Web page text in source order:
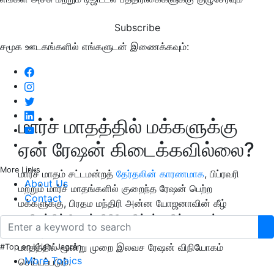
Subscribe
சமூக ஊடகங்களில் எங்களுடன் இணைக்கவும்:
More Links
About Us
Contact
#Top on Krishi Jagran
More Topics
மார்ச் மாதத்தில் மக்களுக்கு
ஏன் ரேஷன் கிடைக்கவில்லை?
மார்ச் மாதம் சட்டமன்றத் தேர்தலின் காரணமாக, பிப்ரவரி
மற்றும் மார்ச் மாதங்களில் குறைந்த ரேஷன் பெற்ற
மக்களுக்கு, பிரதம மந்திரி அன்ன யோஜனாவின் கீழ்
மாநிலத்தில் ரேஷன் விநியோகிக்கப்படவில்லை என்பதை
உங்களுக்குச் சொல்வோம். இதன் காரணமாக ஏப்ரல்
மாதத்தில் மூன்று முறை இலவச ரேஷன் விநியோகம்
செய்யப்படும்.